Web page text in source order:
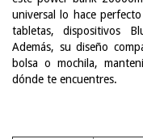
universal lo hace
tabletas, dispositivos
Además, su diseño
bolsa o mochila,
dónde te encuentres.